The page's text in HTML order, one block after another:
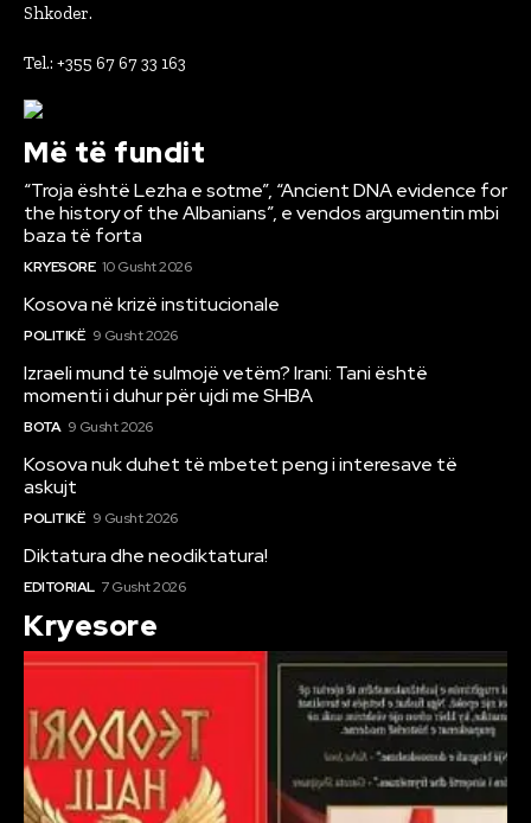
Shkoder.
Tel.: +355 67 67 33 163
Më të fundit
“Troja është Lezha e sotme”, “Ancient DNA evidence for
the history of the Albanians”, e vendos argumentin mbi
baza të forta
KRYESORE 10 Gusht 2026
Kosova në krizë institucionale
POLITIKË 9 Gusht 2026
Izraeli mund të sulmojë vetëm? Irani: Tani është
momenti i duhur për ujdi me SHBA
BOTA 9 Gusht 2026
Kosova nuk duhet të mbetet peng i interesave të
askujt
POLITIKË 9 Gusht 2026
Diktatura dhe neodiktatura!
EDITORIAL 7 Gusht 2026
Kryesore